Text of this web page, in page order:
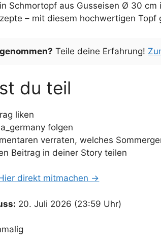
Schmortopf aus Gusseisen Ø 30
– mit diesem hochwertigen
Teile deine Erfahrung!
du teil
liken
folgen
verraten, welches
Beitrag in deiner Story teilen
direkt mitmachen →
20. Juli 2026 (23:59 Uhr)